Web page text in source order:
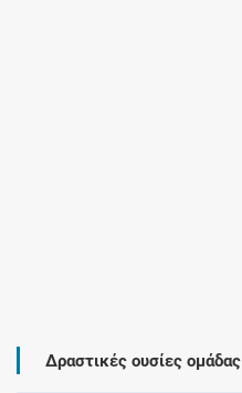
Δραστικές ουσίες ομάδας